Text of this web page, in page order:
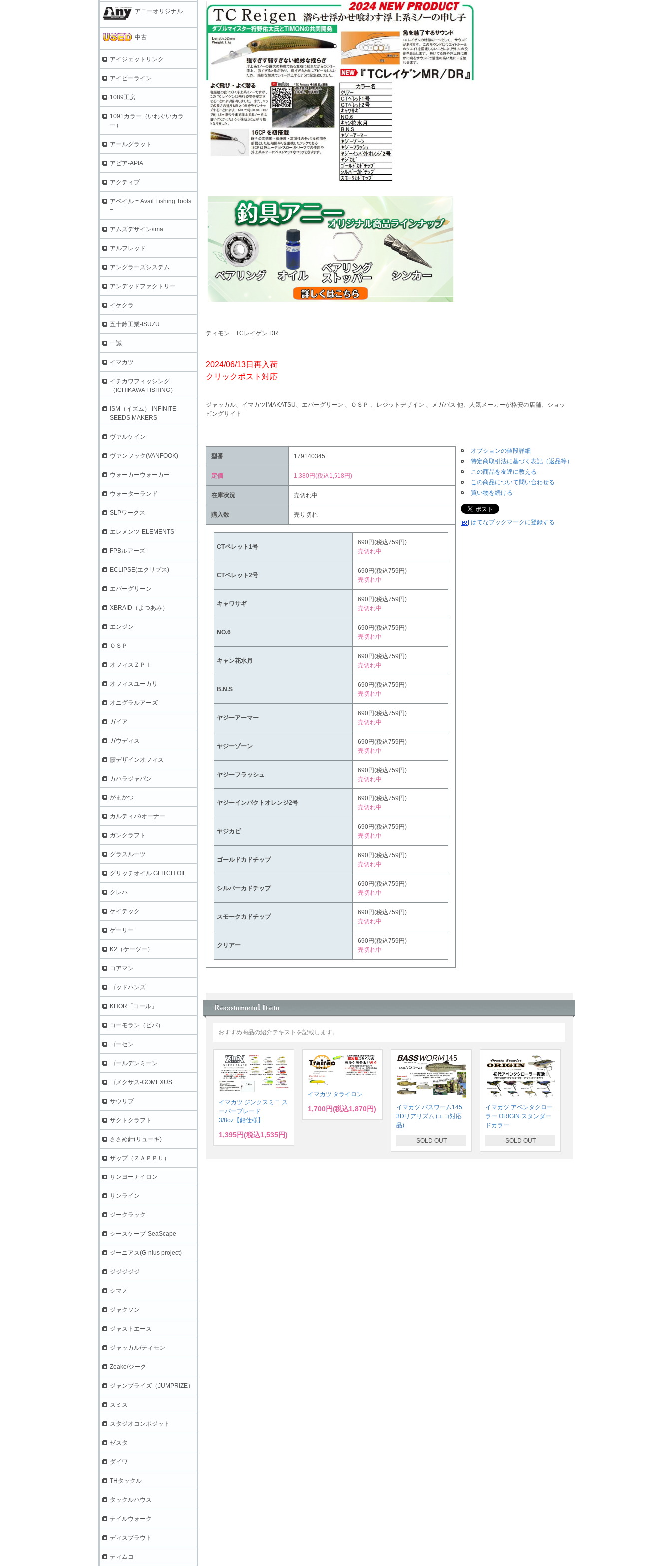
ティモン TCレイゲン DR
2024/06/13日再入荷
クリックポスト対応
ジャッカル、イマカツIMAKATSU、エバーグリーン 、ＯＳＰ 、レジットデザイン 、メガバス 他、人気メーカーが格安の店舗、ショッ
ピングサイト
型番 179140345
定価 1,380円(税込1,518円)
在庫状況 売切れ中
購入数 売り切れ
CTペレット1号
690円(税込759円)
売切れ中
CTペレット2号
690円(税込759円)
売切れ中
キャワサギ
690円(税込759円)
売切れ中
NO.6
690円(税込759円)
売切れ中
キャン花水月
690円(税込759円)
売切れ中
B.N.S
690円(税込759円)
売切れ中
ヤジーアーマー
690円(税込759円)
売切れ中
ヤジーゾーン
690円(税込759円)
売切れ中
ヤジーフラッシュ
690円(税込759円)
売切れ中
ヤジーインパクトオレンジ2号
690円(税込759円)
売切れ中
ヤジカビ
690円(税込759円)
売切れ中
ゴールドカドチップ
690円(税込759円)
売切れ中
シルバーカドチップ
690円(税込759円)
売切れ中
スモークカドチップ
690円(税込759円)
売切れ中
クリアー
690円(税込759円)
売切れ中
オプションの値段詳細
特定商取引法に基づく表記（返品等）
この商品を友達に教える
この商品について問い合わせる
買い物を続ける
はてなブックマークに登録する
おすすめ商品の紹介テキストを記載します。
イマカツ ジンクスミニ ス
ーパーブレード
3/8oz【鉛仕様】
1,395円(税込1,535円)
イマカツ タライロン
1,700円(税込1,870円)
イマカツ バスワーム145
3Dリアリズム (エコ対応
品)
SOLD OUT
イマカツ アベンタクロー
ラー ORIGIN スタンダー
ドカラー
SOLD OUT
アニーオリジナル
中古
アイジェットリンク
アイビーライン
1089工房
1091カラー（いれぐいカラ
ー）
アールグラット
アピア-APIA
アクティブ
アベイル = Avail Fishing Tools
=
アムズデザイン/ima
アルフレッド
アングラーズシステム
アンデッドファクトリー
イケクラ
五十鈴工業-ISUZU
一誠
イマカツ
イチカワフィッシング
（ICHIKAWA FISHING）
ISM（イズム） INFINITE
SEEDS MAKERS
ヴァルケイン
ヴァンフック(VANFOOK)
ウォーカーウォーカー
ウォーターランド
SLPワークス
エレメンツ-ELEMENTS
FPBルアーズ
ECLIPSE(エクリプス)
エバーグリーン
XBRAID（よつあみ）
エンジン
ＯＳＰ
オフィスＺＰＩ
オフィスユーカリ
オニグラルアーズ
ガイア
ガウディス
霞デザインオフィス
カハラジャパン
がまかつ
カルティバ/オーナー
ガンクラフト
グラスルーツ
グリッチオイル GLITCH OIL
クレハ
ケイテック
ゲーリー
K2（ケーツー）
コアマン
ゴッドハンズ
KHOR「コール」
コーモラン（ビバ）
ゴーセン
ゴールデンミーン
ゴメクサス-GOMEXUS
サウリブ
ザクトクラフト
ささめ針(リューギ)
ザップ（ＺＡＰＰＵ）
サンヨーナイロン
サンライン
ジークラック
シースケープ-SeaScape
ジーニアス(G-nius project)
ジジジジジ
シマノ
ジャクソン
ジャストエース
ジャッカル/ティモン
Zeake/ジーク
ジャンプライズ（JUMPRIZE）
スミス
スタジオコンポジット
ゼスタ
ダイワ
THタックル
タックルハウス
テイルウォーク
ディスプラウト
ティムコ